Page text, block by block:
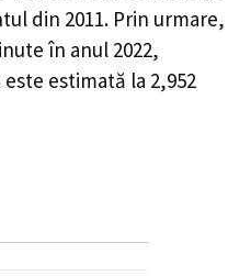
din 2011. Prin urmare,
în anul 2022,
estimată la 2,952